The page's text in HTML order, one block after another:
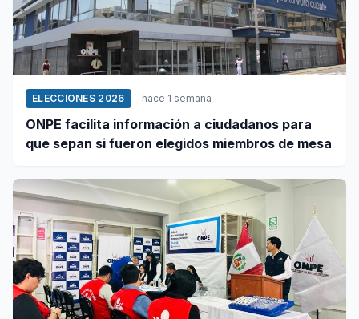
ELECCIONES 2026 hace 1 semana
ONPE facilita información a ciudadanos para
que sepan si fueron elegidos miembros de mesa